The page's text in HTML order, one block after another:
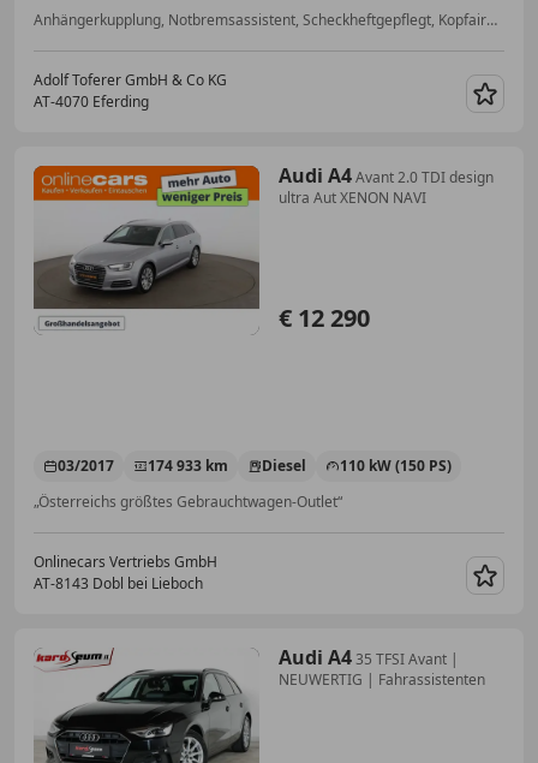
Anhängerkupplung, Notbremsassistent, Scheckheftgepflegt, Kopfairbag, Isofix, Tempomat, Zentralverriegelung mit Funkfernbedienung, Einparkhilfe Sensoren hinten
Adolf Toferer GmbH & Co KG
AT-4070 Eferding
Audi A4Avant 2.0 TDI design
ultra Aut XENON NAVI
€ 12 290
03/2017 174 933 km Diesel
110 kW (150 PS)
„Österreichs größtes Gebrauchtwagen-Outlet“
Onlinecars Vertriebs GmbH
AT-8143 Dobl bei Lieboch
Audi A435 TFSI Avant |
NEUWERTIG | Fahrassistenten